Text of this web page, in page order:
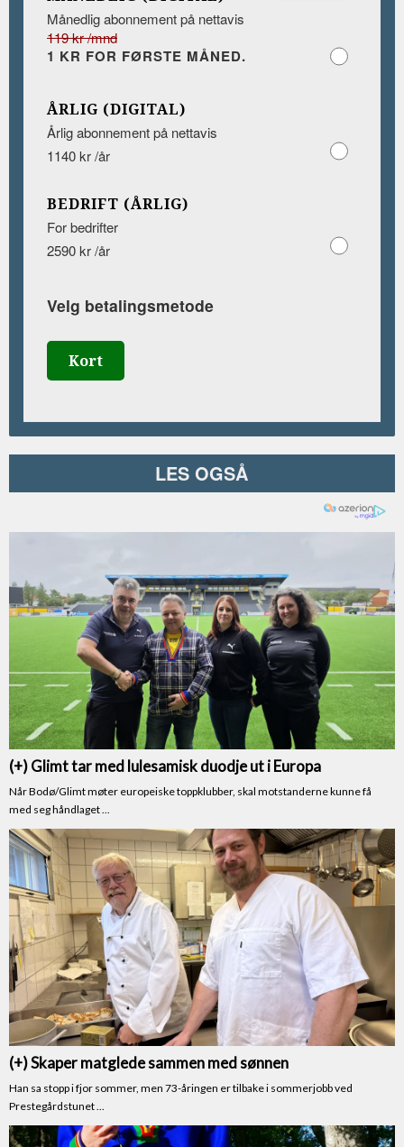
Månedlig abonnement på nettavis
119 kr /mnd
1 KR FOR FØRSTE MÅNED.
ÅRLIG (DIGITAL)
Årlig abonnement på nettavis
1140 kr /år
BEDRIFT (ÅRLIG)
For bedrifter
2590 kr /år
Velg betalingsmetode
Kort
LES OGSÅ